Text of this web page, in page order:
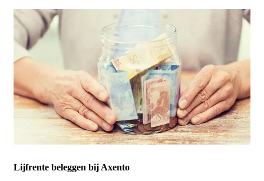
Lijfrente beleggen bij Axento